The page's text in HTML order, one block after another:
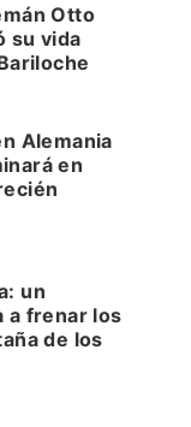
Otto
su vida
Alemania
en
un
a frenar los
de los